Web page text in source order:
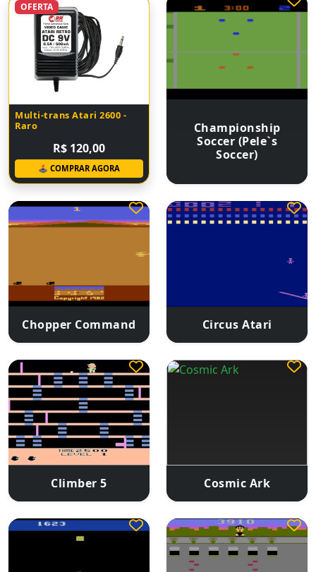
OFERTA
Multi-trans Atari 2600 -
Raro
R$ 120,00
🕹 COMPRAR AGORA
Championship
Soccer (Pele`s
Soccer)
Chopper Command Circus Atari
Climber 5 Cosmic Ark